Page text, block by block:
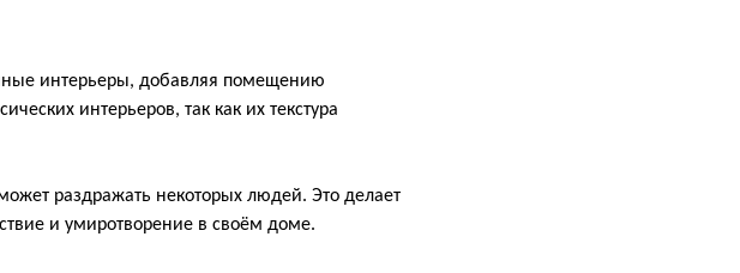
интерьеры, добавляя помещению
интерьеров, так как их текстура
раздражать некоторых людей. Это делает
и умиротворение в своём доме.